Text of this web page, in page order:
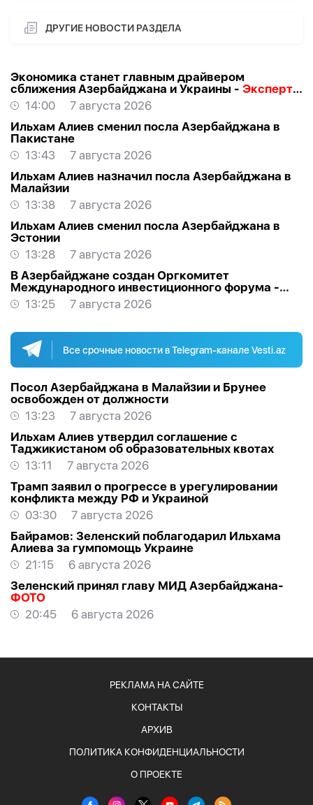
ДРУГИЕ НОВОСТИ РАЗДЕЛА
Экономика станет главным драйвером
сближения Азербайджана и Украины - Эксперт о
визите Байрамова в Киев
14:00
7 августа 2026
Ильхам Алиев сменил посла Азербайджана в
Пакистане
13:43
7 августа 2026
Ильхам Алиев назначил посла Азербайджана в
Малайзии
13:38
7 августа 2026
Ильхам Алиев сменил посла Азербайджана в
Эстонии
13:28
7 августа 2026
В Азербайджане создан Оргкомитет
Международного инвестиционного форума -
РАСПОРЯЖЕНИЕ
13:25 7 августа 2026
Все срочные новости в Telegram-канале Vesti.az
Посол Азербайджана в Малайзии и Брунее
освобожден от должности
13:23
7 августа 2026
Ильхам Алиев утвердил соглашение с
Таджикистаном об образовательных квотах
13:11
7 августа 2026
Трамп заявил о прогрессе в урегулировании
конфликта между РФ и Украиной
03:30
7 августа 2026
Байрамов: Зеленский поблагодарил Ильхама
Алиева за гумпомощь Украине
21:15
6 августа 2026
Зеленский принял главу МИД Азербайджана-
ФОТО
20:45
6 августа 2026
РЕКЛАМА НА САЙТЕ
КОНТАКТЫ
АРХИВ
ПОЛИТИКА КОНФИДЕНЦИАЛЬНОСТИ
О ПРОЕКТЕ